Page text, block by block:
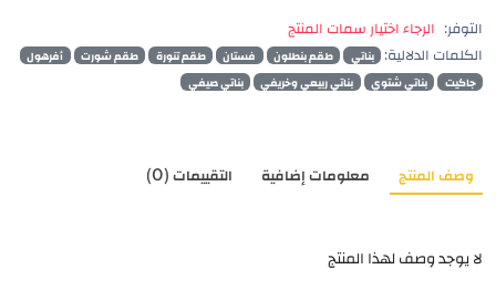
التوفر:
الرجاء اختيار سمات المنتج
الكلمات الدلالية:
بناتي طقم بنطلون فستان طقم تنورة طقم شورت
أفرهول
جاكيت
بناتي شتوي بناتي ربيعي وخريفي بناتي صيفي
وصف المنتج معلومات إضافية التقييمات (0)
لا يوجد وصف لهذا المنتج